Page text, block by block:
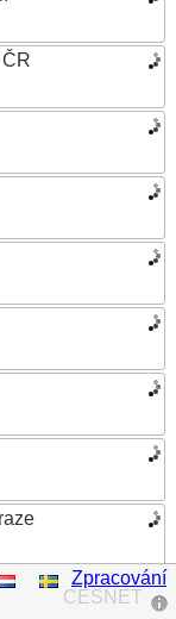
CESNET
Zpracování